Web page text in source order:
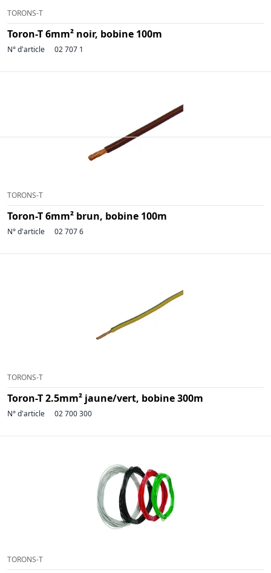
TORONS-T
Toron-T 6mm² noir, bobine 100m
N° d'article 02 707 1
TORONS-T
Toron-T 6mm² brun, bobine 100m
N° d'article 02 707 6
TORONS-T
Toron-T 2.5mm² jaune/vert, bobine 300m
N° d'article 02 700 300
TORONS-T